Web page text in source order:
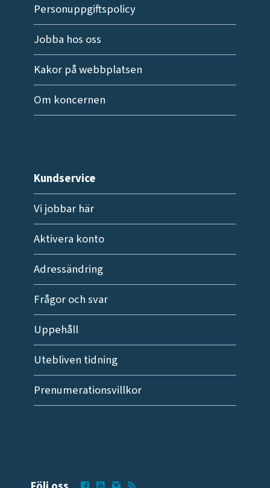
Personuppgiftspolicy
Jobba hos oss
Kakor på webbplatsen
Om koncernen
Kundservice
Vi jobbar här
Aktivera konto
Adressändring
Frågor och svar
Uppehåll
Utebliven tidning
Prenumerationsvillkor